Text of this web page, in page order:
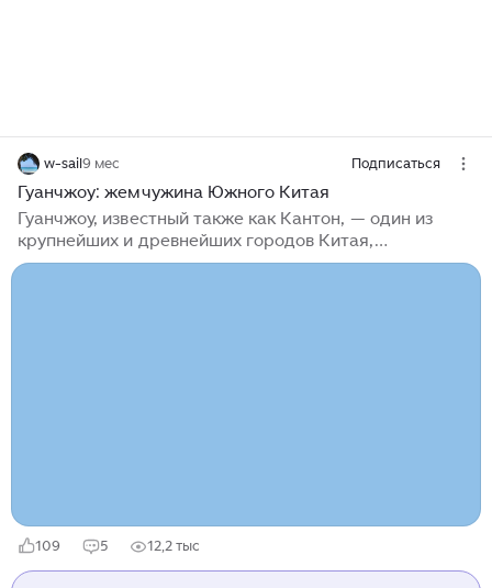
w-sail9 мес Подписаться
Гуанчжоу: жемчужина Южного Китая
Гуанчжоу, известный также как Кантон, — один из
крупнейших и древнейших городов Китая,
административный центр провинции Гуандун.
109 5 12,2 тыс